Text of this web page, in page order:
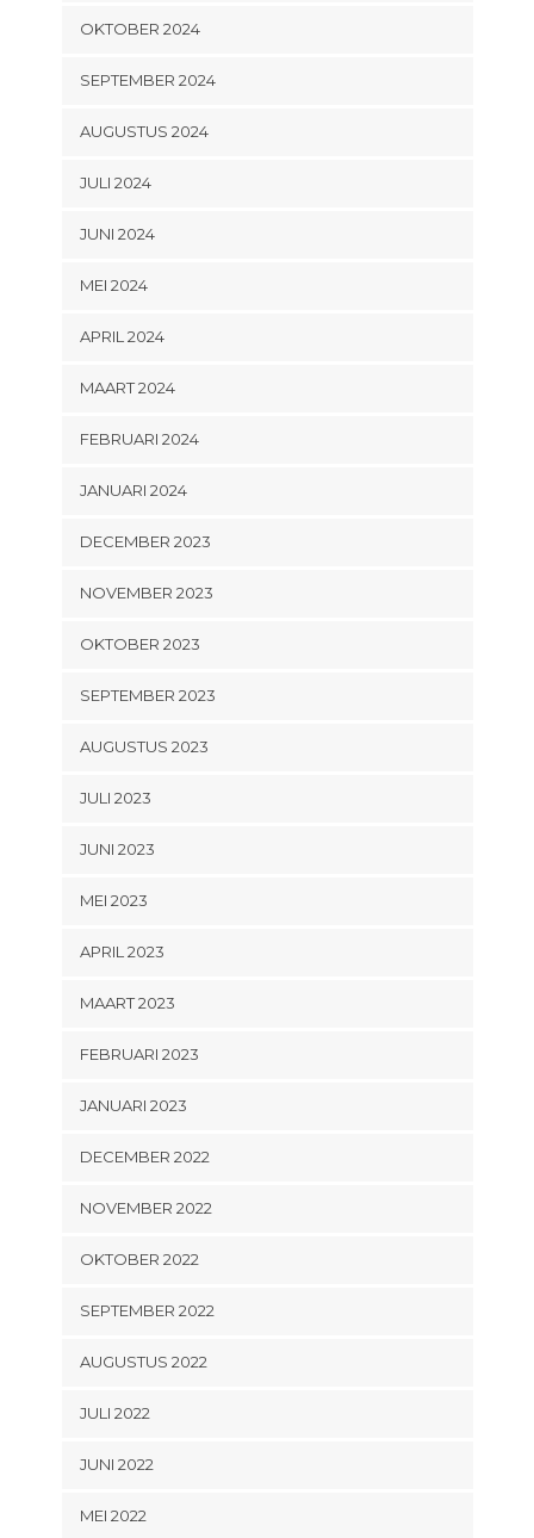
OKTOBER 2024
SEPTEMBER 2024
AUGUSTUS 2024
JULI 2024
JUNI 2024
MEI 2024
APRIL 2024
MAART 2024
FEBRUARI 2024
JANUARI 2024
DECEMBER 2023
NOVEMBER 2023
OKTOBER 2023
SEPTEMBER 2023
AUGUSTUS 2023
JULI 2023
JUNI 2023
MEI 2023
APRIL 2023
MAART 2023
FEBRUARI 2023
JANUARI 2023
DECEMBER 2022
NOVEMBER 2022
OKTOBER 2022
SEPTEMBER 2022
AUGUSTUS 2022
JULI 2022
JUNI 2022
MEI 2022